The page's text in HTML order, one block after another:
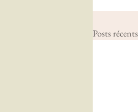
Posts récents